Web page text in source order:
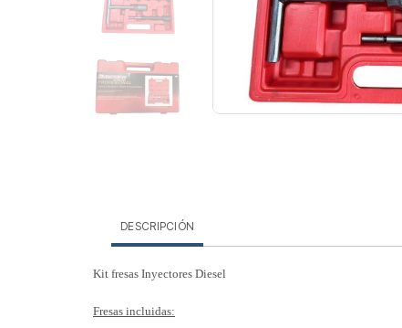
DESCRIPCIÓN
Kit fresas Inyectores Diesel
Fresas incluidas: